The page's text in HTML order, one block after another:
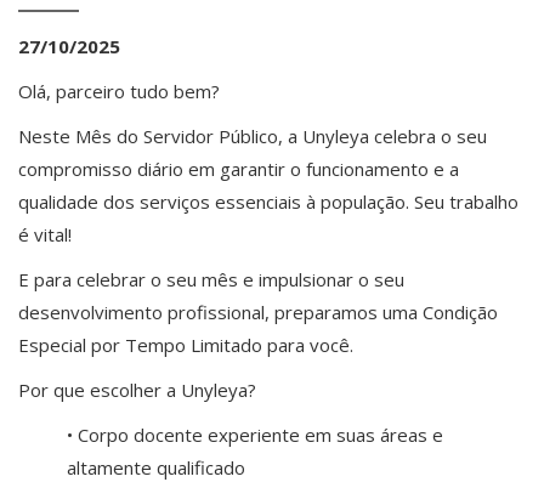
27/10/2025
Olá, parceiro tudo bem?
Neste Mês do Servidor Público, a Unyleya celebra o seu
compromisso diário em garantir o funcionamento e a
qualidade dos serviços essenciais à população. Seu trabalho
é vital!
E para celebrar o seu mês e impulsionar o seu
desenvolvimento profissional, preparamos uma Condição
Especial por Tempo Limitado para você.
Por que escolher a Unyleya?
• Corpo docente experiente em suas áreas e
altamente qualificado